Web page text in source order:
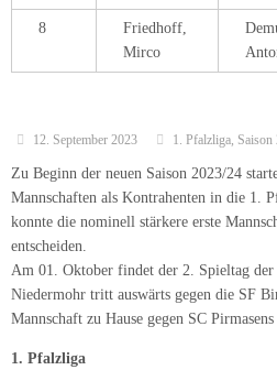
8
Friedhoff,
Mirco
12. September 2023 1. Pfalzliga, Saison
Zu Beginn der neuen Saison 2023/24
Mannschaften als Kontrahenten in die 1.
konnte die nominell stärkere erste
entscheiden.
Am 01. Oktober findet der 2. Spieltag
Niedermohr tritt auswärts gegen die SF
Mannschaft zu Hause gegen SC
1. Pfalzliga